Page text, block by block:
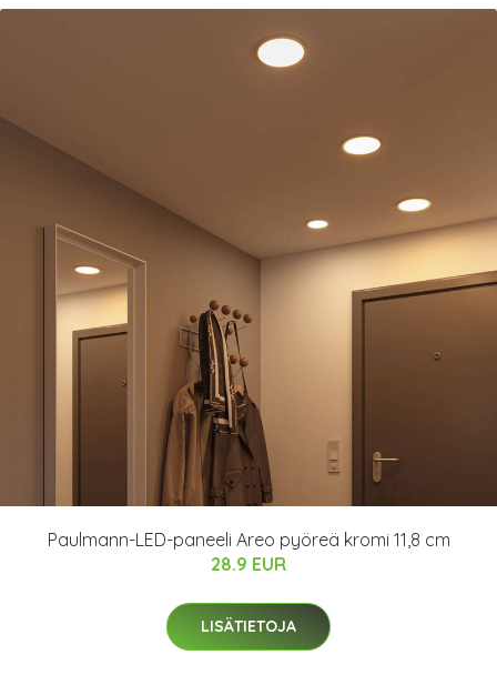
Paulmann-LED-paneeli Areo pyöreä kromi 11,8 cm
28.9 EUR
LISÄTIETOJA